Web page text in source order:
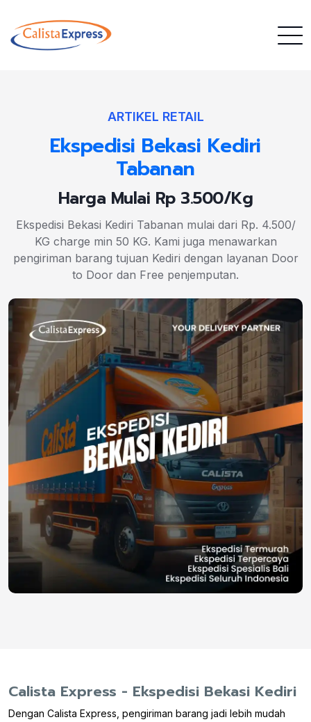
ARTIKEL RETAIL
Ekspedisi Bekasi Kediri
Tabanan
Harga Mulai Rp 3.500/Kg
Ekspedisi Bekasi Kediri Tabanan mulai dari Rp. 4.500/
KG charge min 50 KG. Kami juga menawarkan
pengiriman barang tujuan Kediri dengan layanan Door
to Door dan Free penjemputan.
Calista Express - Ekspedisi Bekasi Kediri
Dengan Calista Express, pengiriman barang jadi lebih mudah